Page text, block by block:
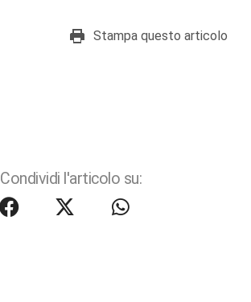
Stampa questo articolo
Condividi l'articolo su: